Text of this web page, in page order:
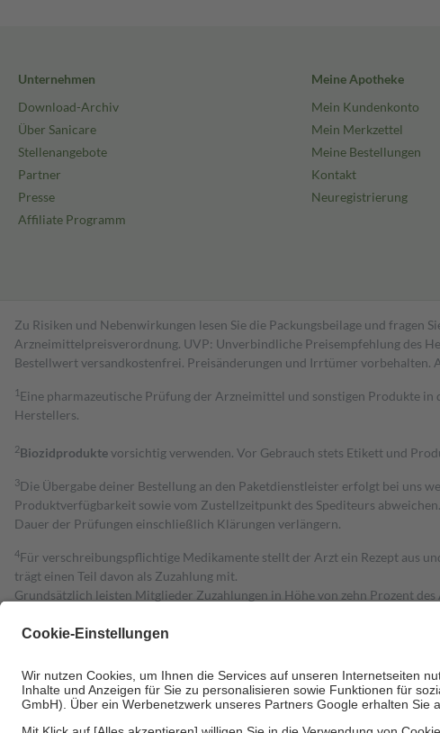
Unternehmen
Download-Archiv
Über Sanicare
Stellenangebote
Partner
Presse
Affiliate Programm
Meine Apotheke
Mein Kundenkonto
Mein Merkzettel
Meine Bestellungen
Kontakt
Neuregistrierung
Zu Risiken und Nebenwirkungen lesen Sie die Packungsbeilage und
Arzneimittelpreisverordnung. UVP: Unverbindliche Preisempfehlung des
Bestell­wert versand­kosten­frei. Preisänderungen und Irrtümer vorbehalten.
1 Eine pharmazeutische Prüfung der Arzneimittel und sonstigen Produkte
Herstellers.
2Biozidproduktevorsichtig verwenden. Vor Gebrauch stets Etikett und
3Die Übergabe deiner Bestellung an den Paketdienstleister erfolgt bei uns
Produktverfügbarkeit sowie vom Zustellzeitpunkt des Spediteurs
Dauer der Prüfungen einschließlich Klärungen verlängern.
4Für verschreibungspflichtige Medikamente stellt der Arzt ein Rezept aus
trägt einen Teil davon als Zuzahlung mit.
Grundsätzlich leisten Mitglieder Zuzahlungen in Höhe von zehn Prozent des
Diese Regeln gelten grundsätzlich auch für Online-Apotheken.
Um das Engagement der Versicherten für ihre eigene Gesundheit zu
• Kindern und Jugendlichen bis zum vollendeten 18. Lebensjahr mit
• Untersuchungen zur Vorsorge und Früherkennung, die von der GKV
• empfohlenen Schutzimpfungen